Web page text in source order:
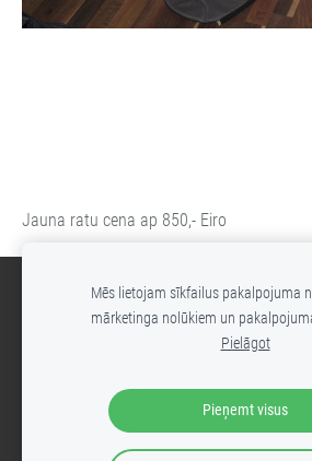
Jauna ratu cena ap 850,- Eiro
Sīkdatnes
Mozello- ērtāko
rīku.
Mēs lietojam sīkfailus pakalpojuma
mārketinga nolūkiem un
Pielāgot
Pieņemt visus